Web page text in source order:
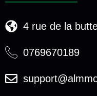
4 rue de la
0769670189